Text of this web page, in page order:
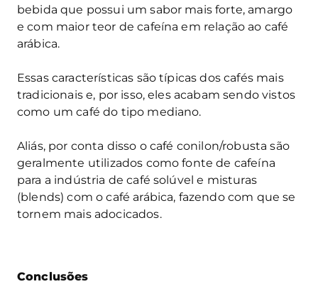
bebida que possui um sabor mais forte, amargo
e com maior teor de cafeína em relação ao café
arábica.
Essas características são típicas dos cafés mais
tradicionais e, por isso, eles acabam sendo vistos
como um café do tipo mediano.
Aliás, por conta disso o café conilon/robusta são
geralmente utilizados como fonte de cafeína
para a indústria de café solúvel e misturas
(blends) com o café arábica, fazendo com que se
tornem mais adocicados.
Conclusões